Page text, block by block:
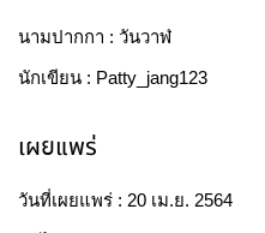
นามปากกา : วันวาฬ
นักเขียน : Patty_jang123
เผยแพร่
วันที่เผยแพร่ : 20 เม.ย. 2564